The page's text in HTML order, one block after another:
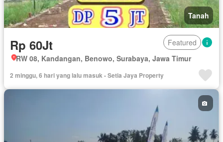
Tanah
Rp 60Jt
Featured
RW 08, Kandangan, Benowo, Surabaya, Jawa Timur
2 minggu, 6 hari yang lalu masuk - Setia Jaya Property